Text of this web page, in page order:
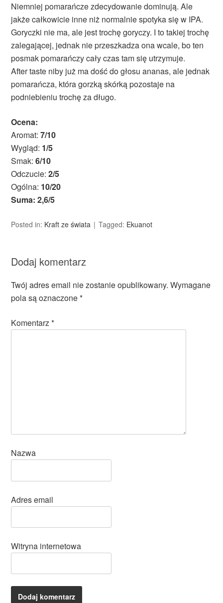
Niemniej pomarańcze zdecydowanie dominują. Ale
jakże całkowicie inne niż normalnie spotyka się w IPA.
Goryczki nie ma, ale jest trochę goryczy. I to takiej trochę
zalegającej, jednak nie przeszkadza ona wcale, bo ten
posmak pomarańczy cały czas tam się utrzymuje.
After taste niby już ma dość do głosu ananas, ale jednak
pomarańcza, która gorzką skórką pozostaje na
podniebieniu trochę za długo.
Ocena:
Aromat:7/10
Wygląd: 1/5
Smak:6/10
Odczucie:2/5
Ogólna: 10/20
Suma: 2,6/5
Posted in: Kraft ze świata Tagged: Ekuanot
Dodaj komentarz
Twój adres email nie zostanie opublikowany. Wymagane
pola są oznaczone*
Komentarz*
Nazwa
Adres email
Witryna internetowa